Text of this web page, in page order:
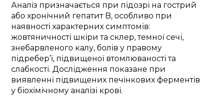
Аналіз призначається при підозрі на гострий
або хронічний гепатит B, особливо при
наявності характерних симптомів:
жовтяничності шкіри та склер, темної сечі,
знебарвленого калу, болів у правому
підребер’ї, підвищеної втомлюваності та
слабкості. Дослідження показане при
виявленні підвищених печінкових ферментів
у біохімічному аналізі крові.